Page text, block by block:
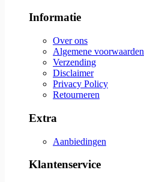
Informatie
Over ons
Algemene voorwaarden
Verzending
Disclaimer
Privacy Policy
Retourneren
Extra
Aanbiedingen
Klantenservice